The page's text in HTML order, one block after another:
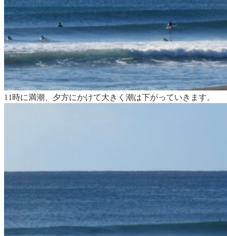
11時に満潮、夕方にかけて大きく潮は下がっていきます。